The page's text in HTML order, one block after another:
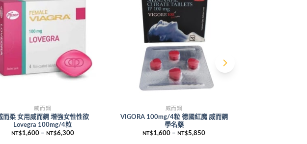
威而鋼
而柔 女用威而鋼 增強女性性欲
Lovegra 100mg/4粒
NT$ 1,600– NT$6,300
威而鋼
VIGORA 100mg/4粒 德國紅魔 威而鋼
學名藥
NT$1,600 – NT$5,850